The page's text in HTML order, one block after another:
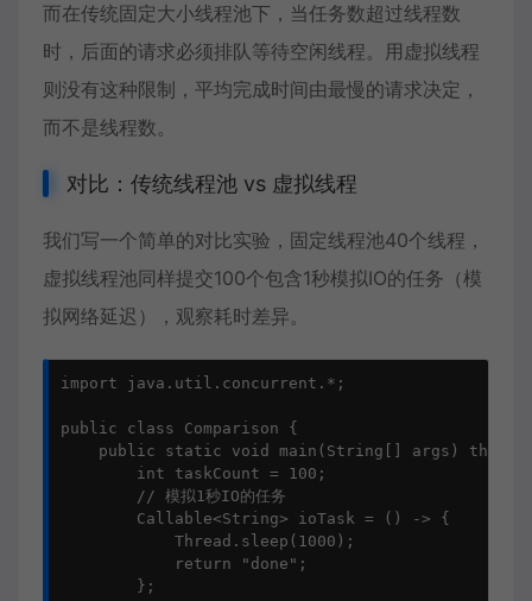
而在传统固定大小线程池下，当任务数超过线程数
时，后面的请求必须排队等待空闲线程。用虚拟线程
则没有这种限制，平均完成时间由最慢的请求决定，
而不是线程数。
对比：传统线程池 vs 虚拟线程
我们写一个简单的对比实验，固定线程池40个线程，
虚拟线程池同样提交100个包含1秒模拟IO的任务（模
拟网络延迟），观察耗时差异。
import java.util.concurrent.*;
public class Comparison {
public static void main(String[] args) throws
        int taskCount = 100;
        // 模拟1秒IO的任务
        Callable<String> ioTask = () -> {
            Thread.sleep(1000);
            return "done";
        };